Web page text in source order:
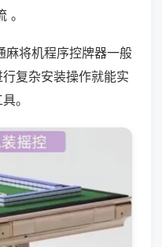
。
麻将机程序控牌器一般
复杂安装操作就能实
。